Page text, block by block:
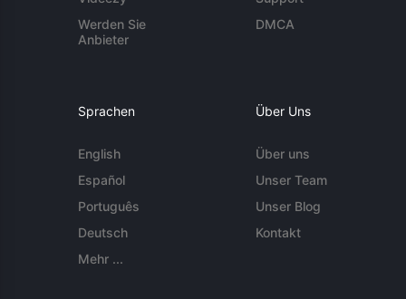
Werden Sie
Anbieter
DMCA
Sprachen
English
Español
Português
Deutsch
Mehr ...
Über Uns
Über uns
Unser Team
Unser Blog
Kontakt